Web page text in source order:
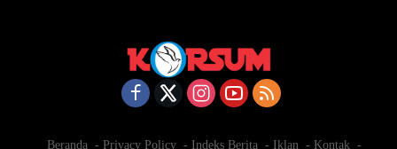
Beranda Privacy Policy Indeks Berita Iklan Kontak